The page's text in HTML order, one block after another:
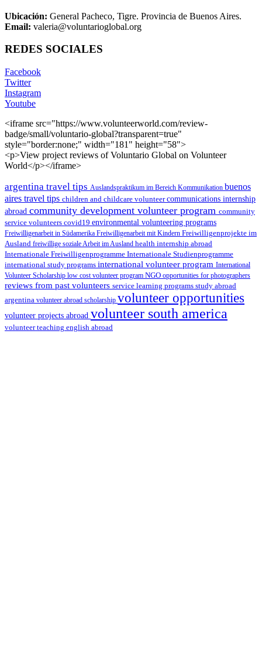
Ubicación: General Pacheco, Tigre. Provincia de Buenos Aires.
Email: valeria@voluntarioglobal.org
REDES SOCIALES
Facebook
Twitter
Instagram
Youtube
<iframe src="https://www.volunteerworld.com/review-
badge/small/voluntario-global?transparent=true"
style="border:none;" width="181" height="58">
<p>View project reviews of Voluntario Global on Volunteer
World</p></iframe>
argentina travel tips Auslandspraktikum im Bereich Kommunikation buenos
aires travel tips children and childcare volunteercommunications internship
abroad community development volunteer program community
service volunteers covid19 environmental volunteering programs
Freiwilligenarbeit in Südamerika Freiwilligenarbeit mit Kindern Freiwilligenprojekte im
Ausland freiwillige soziale Arbeit im Ausland health internship abroad
Internationale Freiwilligenprogramme Internationale Studienprogramme
international study programs international volunteer program International
Volunteer Scholarship low cost volunteer program NGO opportunities for photographers
reviews from past volunteers service learning programs study abroad
argentina volunteer abroad scholarship volunteer opportunities
volunteer projects abroad volunteer south america
volunteer teaching english abroad